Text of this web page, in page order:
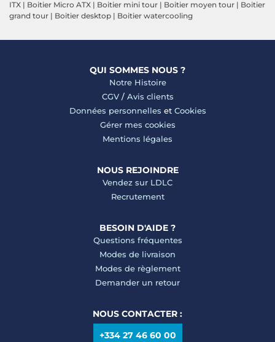
ITX | Boitier Micro ATX | Boitier mini tour | Boitier moyen tour | Boitier
grand tour | Boitier desktop | Boitier watercooling
QUI SOMMES NOUS ?
Notre Histoire
CGV/ Avis clients
Données personnelles et Cookies
Gérer mes cookies
Mentions légales
NOUS REJOINDRE
Vendez sur LDLC
Recrutement
BESOIN D'AIDE ?
Questions fréquentes
Modes de livraison
Modes de règlement
Demander un retour
NOUS CONTACTER :
+334 27 46 60 00